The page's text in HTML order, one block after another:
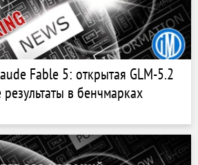
Fable 5: открытая GLM-5.2
в бенчмарках